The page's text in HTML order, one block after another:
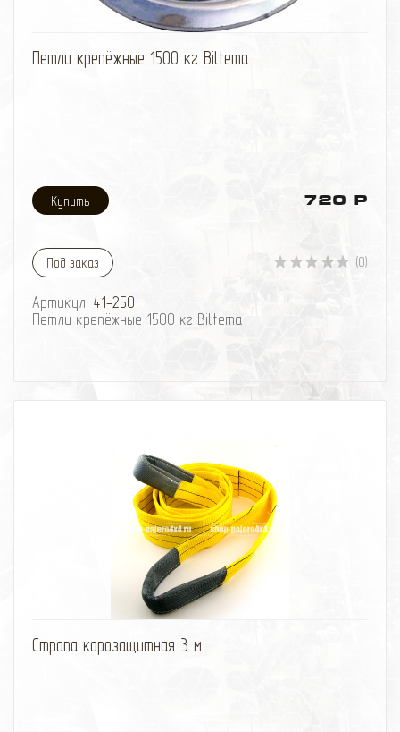
Петли крепёжные 1500 кг Biltema
720 Р
Под заказ (0)
Артикул: 41-250
Петли крепёжные 1500 кг Biltema
Стропа корозащитная 3 м